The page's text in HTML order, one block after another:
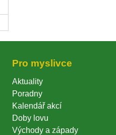
Pro myslivce
Aktuality
Poradny
Kalendář akcí
Doby lovu
Východy a západy